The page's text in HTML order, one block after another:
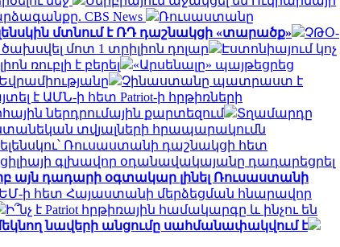
CBS News
Ռուսաստանը
մտնում է ՌԴ դաշնակցի «տարածք»
ՉԹՕ-
մոտ 1 տրիլիոն դոլար
Էստոնիայում կոչ
ռուբլի է բերել
«Արսենալը» պայթեցրեց
Չինաստանը պատրաստ է
է ԱՄՆ-ի հետ Patriot-ի հրթիռների
ներդրումային քարտեզում
Տղամարդը
տվյալների հրապարակումն
Ռուսաստանի դաշնակցի հետ
գլխավոր օդանավակայանը դադարեցրել
այն դադարի օգտակար լինել Ռուսաստանի
ի հետ Հայաստանի մերձեցման հնարավոր
Ի՞նչ է Patriot հրթիռային համակարգը և ինչու են
նավերի անցումը սահմանափակվում է